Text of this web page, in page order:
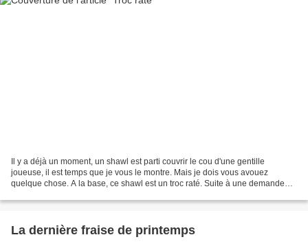
Il y a déjà un moment, un shawl est parti couvrir le cou d'une gentille
joueuse, il est temps que je vous le montre. Mais je dois vous avouez
quelque chose. A la base, ce shawl est un troc raté. Suite à une demande
La dernière fraise de printemps